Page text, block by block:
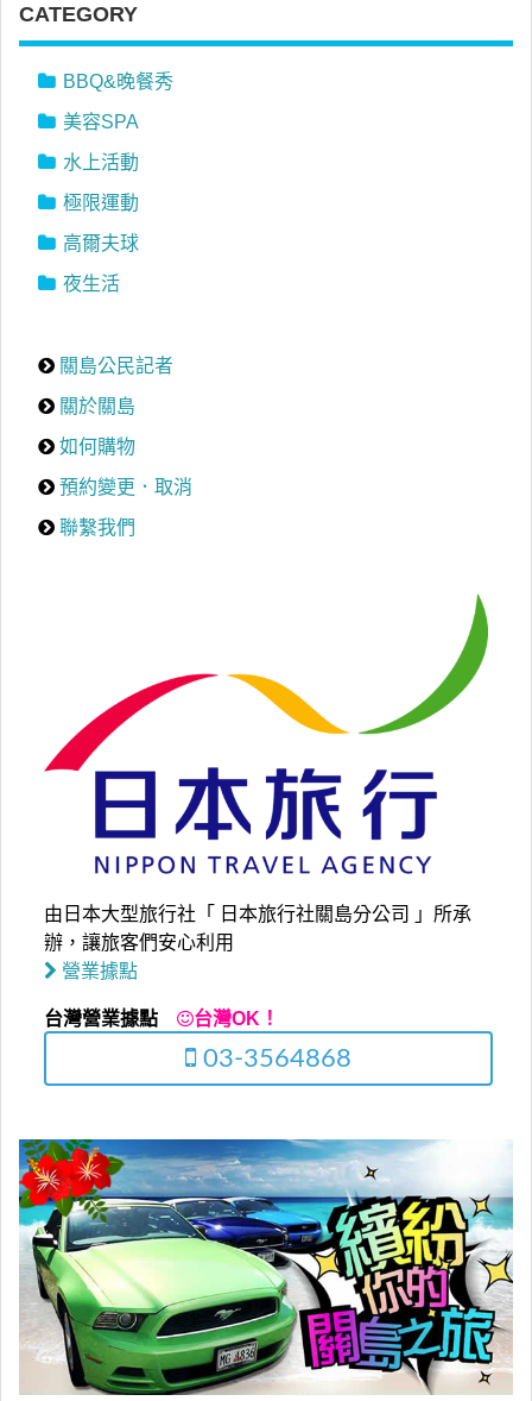
CATEGORY
BBQ&晚餐秀
美容SPA
水上活動
極限運動
高爾夫球
夜生活
關島公民記者
關於關島
如何購物
預約變更．取消
聯繫我們
由日本大型旅行社「 日本旅行社關島分公司 」所承
辦，讓旅客們安心利用
營業據點
台灣營業據點 台灣OK！
03-3564868